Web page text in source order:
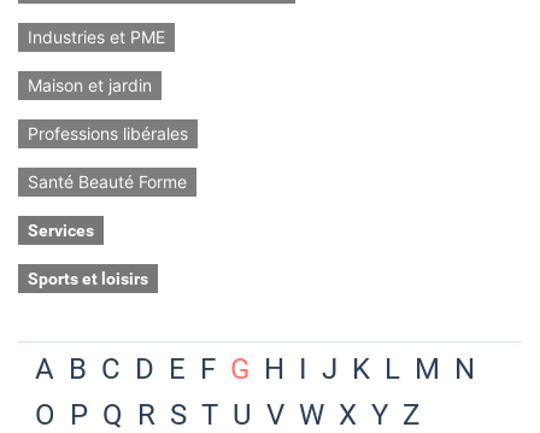
Industries et PME
Maison et jardin
Professions libérales
Santé Beauté Forme
Services
Sports et loisirs
A B C D E F G H I J K L M N
O P Q R S T U V W X Y Z